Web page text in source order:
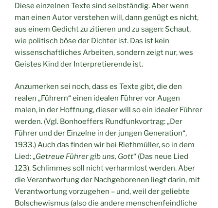
Diese einzelnen Texte sind selbständig. Aber wenn
man einen Autor verstehen will, dann genügt es nicht,
aus einem Gedicht zu zitieren und zu sagen: Schaut,
wie politisch böse der Dichter ist. Das ist kein
wissenschaftliches Arbeiten, sondern zeigt nur, wes
Geistes Kind der Interpretierende ist.
Anzumerken sei noch, dass es Texte gibt, die den
realen „Führern“ einen idealen Führer vor Augen
malen, in der Hoffnung, dieser will so ein idealer Führer
werden. (Vgl. Bonhoeffers Rundfunkvortrag: „Der
Führer und der Einzelne in der jungen Generation“,
1933.) Auch das finden wir bei Riethmüller, so in dem
Lied: „Getreue Führer gib uns, Gott“ (Das neue Lied
123). Schlimmes soll nicht verharmlost werden. Aber
die Verantwortung der Nachgeborenen liegt darin, mit
Verantwortung vorzugehen – und, weil der geliebte
Bolschewismus (also die andere menschenfeindliche